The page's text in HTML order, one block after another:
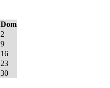
Dom
2
9
16
23
30